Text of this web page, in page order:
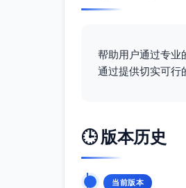
帮助用户通过专业
通过提供切实可行
🕒 版本历史
当前版本